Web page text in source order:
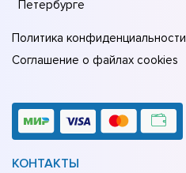
Петербурге
Политика конфиденциальности
Соглашение о файлах cookies
КОНТАКТЫ